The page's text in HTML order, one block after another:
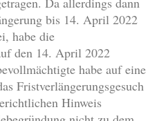
bis 14. April 2022
habe die
den 14. April 2022
habe auf eine
Fristverlängerungsgesuch
Hinweis